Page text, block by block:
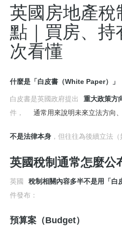
英國房地產稅
點｜買房、持
次看懂
什麼是「白皮書（White Paper）」
白皮書是英國政府提出 重大政策方
件，
通常用來說明未來立法方向
不是法律本身 ，但往往為後續立法
英國稅制通常怎麼公
英國 稅制相關內容多半不是用「白
件發布：
預算案（Budget）